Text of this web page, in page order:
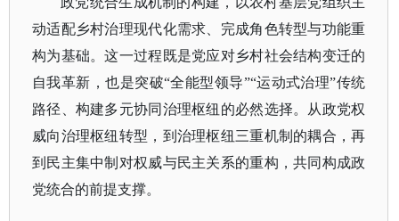
动适配乡村治理现代化需求、完成角色转型与功能重
构为基础。这一过程既是党应对乡村社会结构变迁的
自我革新，也是突破“全能型领导”“运动式治理”传统
路径、构建多元协同治理枢纽的必然选择。从政党权
威向治理枢纽转型，到治理枢纽三重机制的耦合，再
到民主集中制对权威与民主关系的重构，共同构成政
党统合的前提支撑。